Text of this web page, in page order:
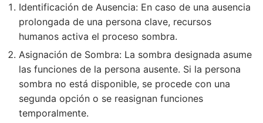
Identificación de Ausencia: En caso de una ausencia
prolongada de una persona clave, recursos
humanos activa el proceso sombra.
Asignación de Sombra: La sombra designada asume
las funciones de la persona ausente. Si la persona
sombra no está disponible, se procede con una
segunda opción o se reasignan funciones
temporalmente.